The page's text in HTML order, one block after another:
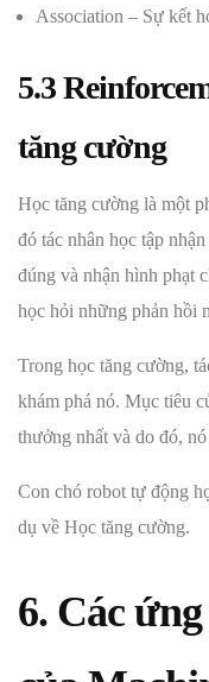
Association – Sự kết
5.3
tăng cường
Học tăng cường là một
đó tác nhân học tập
đúng và nhận hình phạt
học hỏi những phản hồi
Trong học tăng cường,
khám phá nó. Mục tiêu
thưởng nhất và do đó,
Con chó robot tự động
dụ về Học tăng cường.
6. Các